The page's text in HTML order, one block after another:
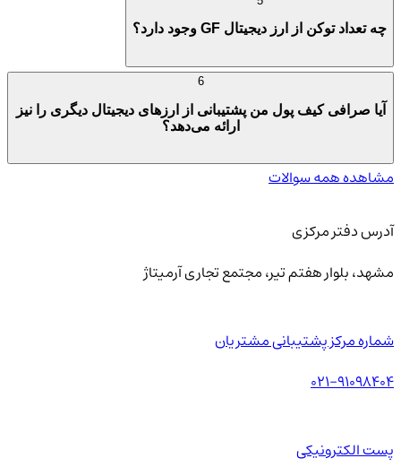
چه تعداد توکن از ارز دیجیتال GF وجود دارد؟
آیا صرافی کیف پول من پشتیبانی از ارزهای دیجیتال دیگری را نیز
ارائه می‌دهد؟
مشاهده همه سوالات
آدرس دفتر مرکزی
مشهد، بلوار هفتم تیر، مجتمع تجاری آرمیتاژ
شماره مرکز پشتیبانی مشتریان
021-91098404
پست الکترونیکی